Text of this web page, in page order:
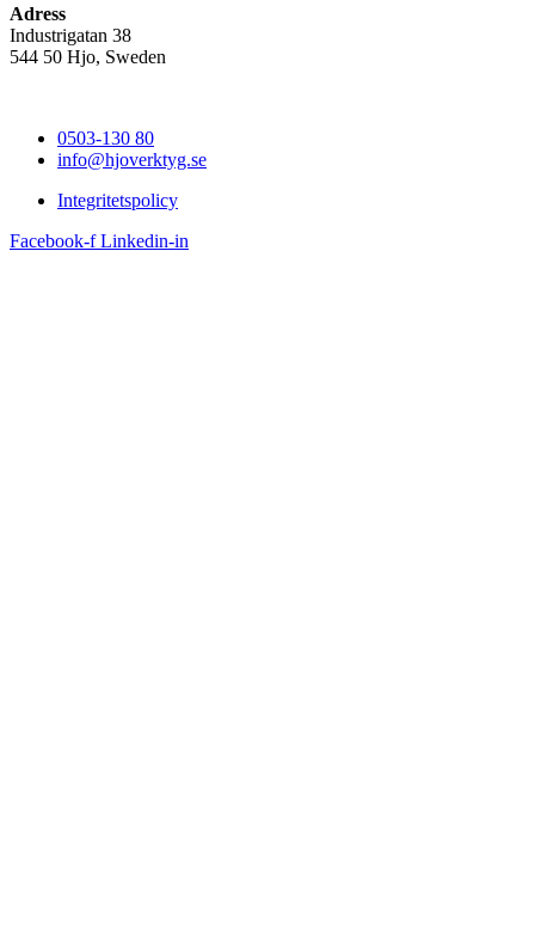
Adress
Industrigatan 38
544 50 Hjo, Sweden
0503-130 80
info@hjoverktyg.se
Integritetspolicy
Facebook-f Linkedin-in